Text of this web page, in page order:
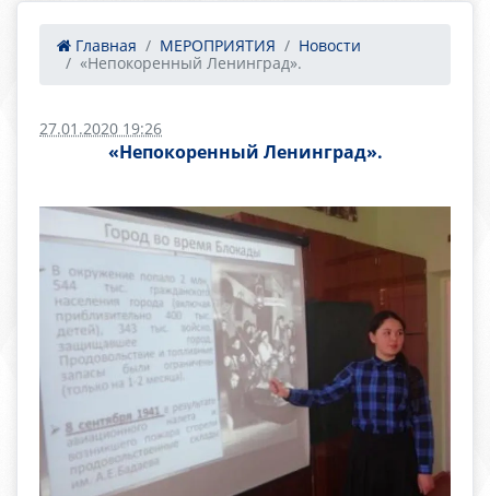
Главная МЕРОПРИЯТИЯ
Новости
«Непокоренный Ленинград».
27.01.2020 19:26
«Непокоренный Ленинград».